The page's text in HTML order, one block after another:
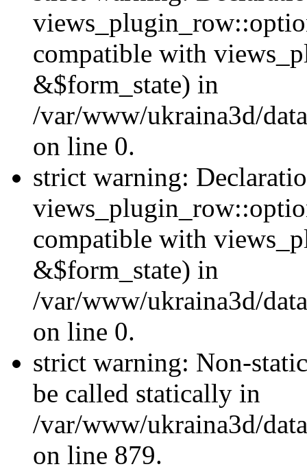
compatible with
&$form_state) in
/var/www/ukraina3d/
on line 0.
strict warning:
compatible with
&$form_state) in
/var/www/ukraina3d/
on line 0.
strict warning: Non-
be called statically in
/var/www/ukraina3d/
on line 879.